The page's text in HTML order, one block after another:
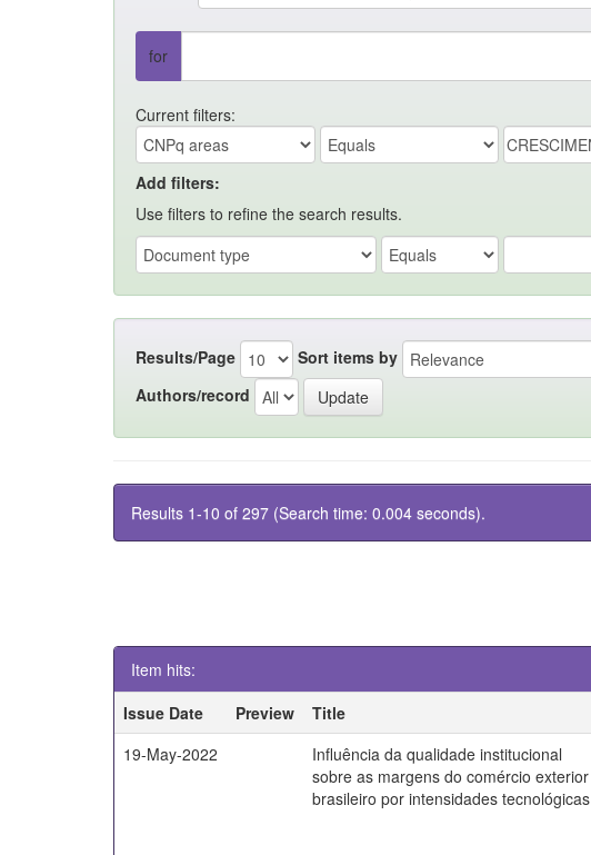
for
Current filters:
Add filters:
Use filters to refine the search results.
Results/Page Sort items by
Authors/record
Results 1-10 of 297 (Search time: 0.004 seconds).
Item hits:
Issue Date
Preview Title
19-May-2022
Influência da qualidade institucional
sobre as margens do comércio exterior
brasileiro por intensidades tecnológicas